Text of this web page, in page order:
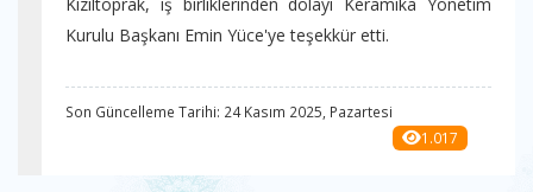
Kurulu Başkanı Emin Yüce'ye teşekkür etti.
Son Güncelleme Tarihi: 24 Kasım 2025, Pazartesi
1.017